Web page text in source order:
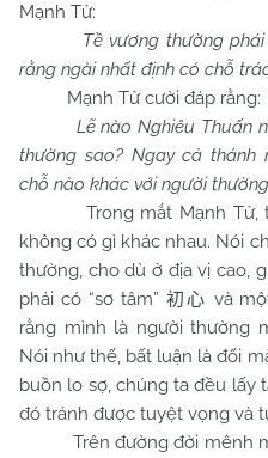
Mạnh Tử:
Tề vương thường
rằng ngài nhất định có chỗ
Mạnh Tử cười đáp rằng:
Lẽ nào Nghiêu Thuấn
thường sao? Ngay cả thánh
chỗ nào khác với người
Trong mắt Mạnh Tử,
không có gì khác nhau. Nói
thường, cho dù ở địa vị cao,
phải có “sơ tâm” 初心 và
rằng mình là người thường
Nói như thế, bất luận là đối
buồn lo sợ, chúng ta đều lấy
đó tránh được tuyệt vọng và
Trên đường đời mênh